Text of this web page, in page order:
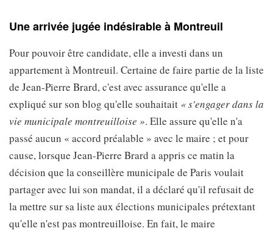
Une arrivée jugée indésirable à Montreuil
Pour pouvoir être candidate, elle a investi dans un
appartement à Montreuil. Certaine de faire partie de la liste
de Jean-Pierre Brard, c'est avec assurance qu'elle a
expliqué sur son blog qu'elle souhaitait « s'engager dans la
vie municipale montreuilloise ». Elle assure qu'elle n'a
passé aucun « accord préalable » avec le maire ; et pour
cause, lorsque Jean-Pierre Brard a appris ce matin la
décision que la conseillère municipale de Paris voulait
partager avec lui son mandat, il a déclaré qu'il refusait de
la mettre sur sa liste aux élections municipales prétextant
qu'elle n'est pas montreuilloise. En fait, le maire